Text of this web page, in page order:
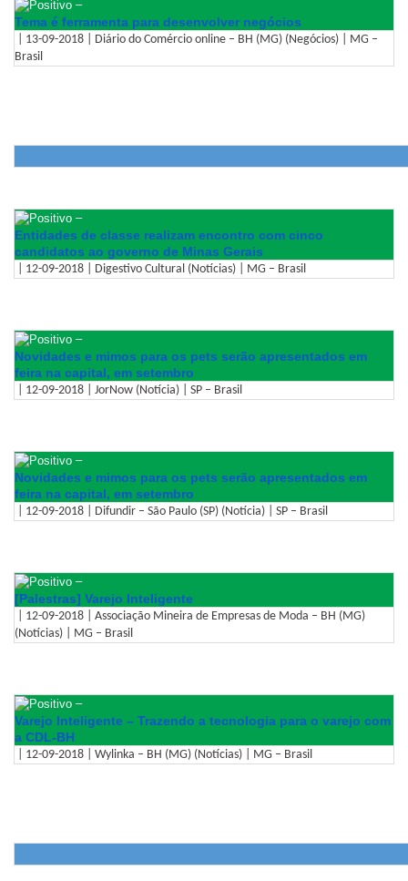
–
Tema é ferramenta para desenvolver negócios
| 13-09-2018 | Diário do Comércio online – BH (MG) (Negócios) | MG –
Brasil
–
Entidades de classe realizam encontro com cinco
candidatos ao governo de Minas Gerais
| 12-09-2018 | Digestivo Cultural (Notícias) | MG – Brasil
–
Novidades e mimos para os pets serão apresentados em
feira na capital, em setembro
| 12-09-2018 | JorNow (Notícia) | SP – Brasil
–
Novidades e mimos para os pets serão apresentados em
feira na capital, em setembro
| 12-09-2018 | Difundir – São Paulo (SP) (Notícia) | SP – Brasil
–
[Palestras] Varejo Inteligente
| 12-09-2018 | Associação Mineira de Empresas de Moda – BH (MG)
(Notícias) | MG – Brasil
–
Varejo Inteligente – Trazendo a tecnologia para o varejo com
a CDL-BH
| 12-09-2018 | Wylinka – BH (MG) (Notícias) | MG – Brasil